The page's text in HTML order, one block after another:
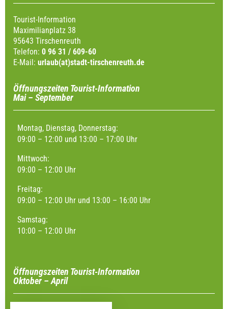
Tourist-Information
Maximilianplatz 38
95643 Tirschenreuth
Telefon: 0 96 31 / 609-60
E-Mail: urlaub(at)stadt-tirschenreuth.de
Öffnungszeiten Tourist-Information
Mai – September
Montag, Dienstag, Donnerstag:
09:00 – 12:00 und 13:00 – 17:00 Uhr
Mittwoch:
09:00 – 12:00 Uhr
Freitag:
09:00 – 12:00 Uhr und 13:00 – 16:00 Uhr
Samstag:
10:00 – 12:00 Uhr
Öffnungszeiten Tourist-Information
Oktober – April